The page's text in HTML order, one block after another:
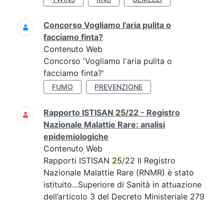
Concorso Vogliamo l'aria pulita o
facciamo finta?
Contenuto Web
Concorso 'Vogliamo l'aria pulita o
facciamo finta?'
FUMO PREVENZIONE
Rapporto ISTISAN 25/22 - Registro
Nazionale Malattie Rare: analisi
epidemiologiche
Contenuto Web
Rapporti ISTISAN 25/22 Il Registro
Nazionale Malattie Rare (RNMR) è stato
istituito...Superiore di Sanità in attuazione
dell’articolo 3 del Decreto Ministeriale 279